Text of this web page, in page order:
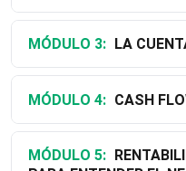
MÓDULO 3: LA
MÓDULO 4: CASH
MÓDULO 5: